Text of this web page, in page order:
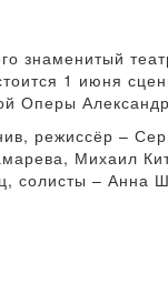
знаменитый
1 июня
Оперы
режиссёр –
Михаил
солисты – Анна